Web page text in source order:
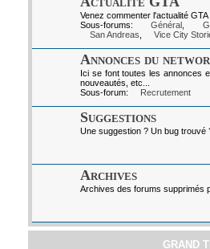
Venez commenter l'actualité
Sous-forums:
Général
San Andreas
Vice City
Annonces du
Ici se font toutes les annonces
nouveautés, etc...
Sous-forum:
Recrutement
Suggestions
Une suggestion ? Un bug trouvé
Archives
Archives des forums supprimés
GRAND